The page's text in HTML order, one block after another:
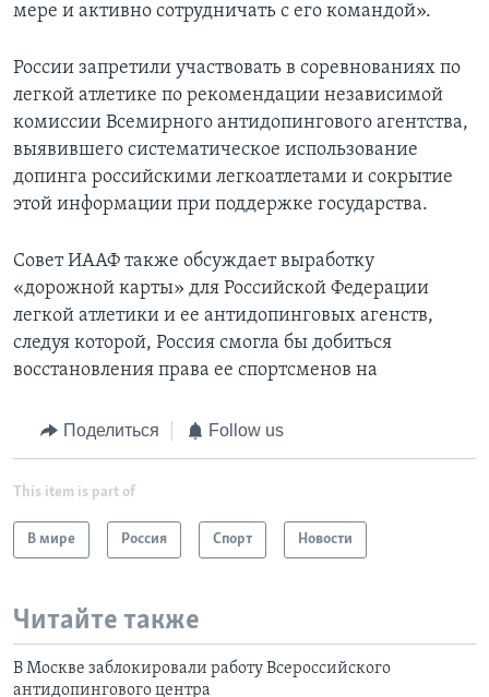
мере и активно сотрудничать с его командой».
России запретили участвовать в соревнованиях по
легкой атлетике по рекомендации независимой
комиссии Всемирного антидопингового агентства,
выявившего систематическое использование
допинга российскими легкоатлетами и сокрытие
этой информации при поддержке государства.
Совет ИААФ также обсуждает выработку
«дорожной карты» для Российской Федерации
легкой атлетики и ее антидопинговых агенств,
следуя которой, Россия смогла бы добиться
восстановления права ее спортсменов на
Поделиться Follow us
This item is part of
В мире Россия Спорт Новости
Читайте также
В Москве заблокировали работу Всероссийского
антидопингового центра